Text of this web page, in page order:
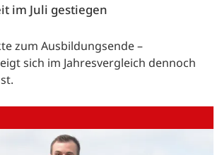
im Juli gestiegen
zum Ausbildungsende –
sich im Jahresvergleich dennoch